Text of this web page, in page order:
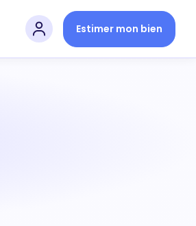
Estimer mon bien